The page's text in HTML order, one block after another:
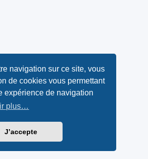
navigation sur ce site, vous
de cookies vous permettant
expérience de navigation
plus…
J’accepte